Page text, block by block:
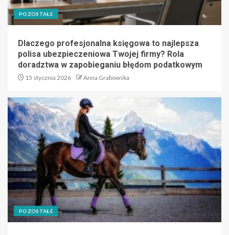
POZOSTAŁE
Dlaczego profesjonalna księgowa to najlepsza
polisa ubezpieczeniowa Twojej firmy? Rola
doradztwa w zapobieganiu błędom podatkowym
15 stycznia 2026 Anna Grabowska
POZOSTAŁE